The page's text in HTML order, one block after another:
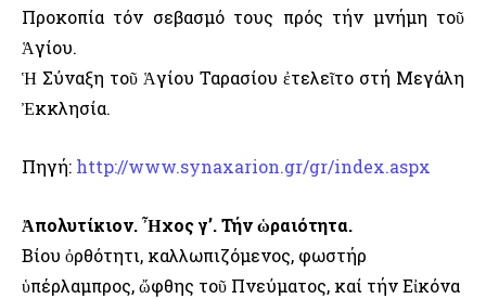
Προκοπία τόν σεβασμό τους πρός τήν μνήμη τοῦ
Ἁγίου.
Ἡ Σύναξη τοῦ Ἁγίου Ταρασίου ἐτελεῖτο στή Μεγάλη
Ἐκκλησία.
Πηγή: http://www.synaxarion.gr/gr/index.aspx
Ἀπολυτίκιον. Ἦχος γ’. Τήν ὡραιότητα.
Βίου ὀρθότητι, καλλωπιζόμενος, φωστήρ
ὑπέρλαμπρος, ὤφθης τοῦ Πνεύματος, καί τήν Εἰκόνα